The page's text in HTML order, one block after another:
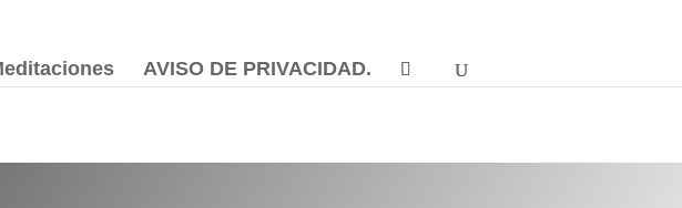
AVISO DE PRIVACIDAD.